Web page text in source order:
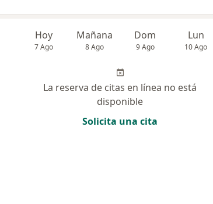
Hoy
7 Ago
Mañana
8 Ago
Dom
9 Ago
Lun
10 Ago
La reserva de citas en línea no está
disponible
Solicita una cita